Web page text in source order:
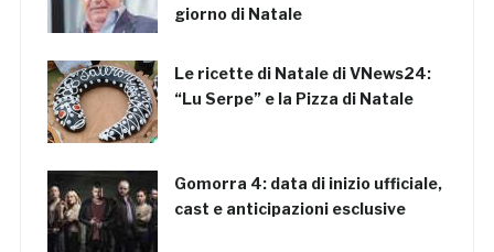
giorno di Natale
Le ricette di Natale di VNews24:
“Lu Serpe” e la Pizza di Natale
Gomorra 4: data di inizio ufficiale,
cast e anticipazioni esclusive